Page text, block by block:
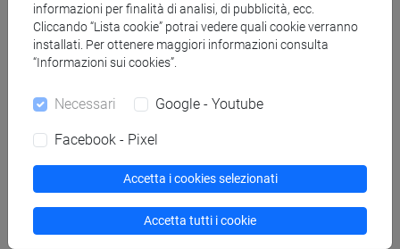
LÍNGUA PORTUGUESA E BRASILEIRA E
TRADUÇÃO [LMI04V]
Struttura generale dell'insegnamento
informazioni per finalità di analisi, di pubblicità, ecc.
Cliccando “Lista cookie” potrai vedere quali cookie verranno
installati. Per ottenere maggiori informazioni consulta
“Informazioni sui cookies”.
Necessari Google - Youtube
Facebook - Pixel
Accetta i cookies selezionati
Accetta tutti i cookie